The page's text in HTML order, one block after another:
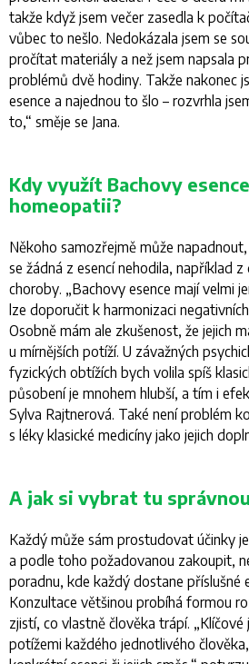
takže když jsem večer zasedla k
vůbec to nešlo. Nedokázala jsem se
pročítat materiály a než jsem napsala
problémů dvě hodiny. Takže nakonec
esence a najednou to šlo – rozvrhla
to,“ směje se Jana.
Kdy využít Bachovy
homeopatii?
Někoho samozřejmě může
se žádná z esencí nehodila, například
choroby. „Bachovy esence mají velmi
lze doporučit k harmonizaci
Osobně mám ale zkušenost, že jejich
u mírnějších potíží. U závažných
fyzických obtížích bych volila spíš
působení je mnohem hlubší, a tím i
Sylva Rajtnerová. Také není problém
s léky klasické medicíny jako jejich
A jak si vybrat tu
Každý může sám prostudovat účinky
a podle toho požadovanou zakoupit,
poradnu, kde každý dostane příslušné
Konzultace většinou probíhá formou
zjistí, co vlastně člověka trápí. „Klíčové
potížemi každého jednotlivého